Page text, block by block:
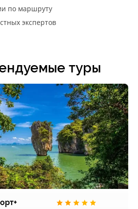
по маршруту
экспертов
туры